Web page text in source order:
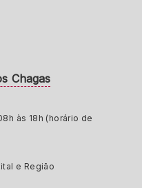
Chagas
às 18h (horário de
e Região